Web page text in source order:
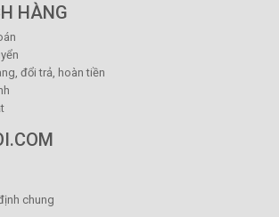
HÀNG
đổi trả, hoàn tiền
chung